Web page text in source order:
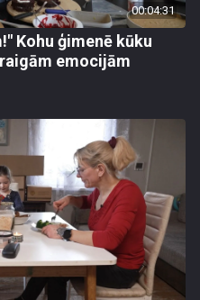
00:04:31
Kohu ģimenē kūku
emocijām